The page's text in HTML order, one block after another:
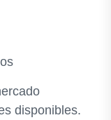
disponibles.